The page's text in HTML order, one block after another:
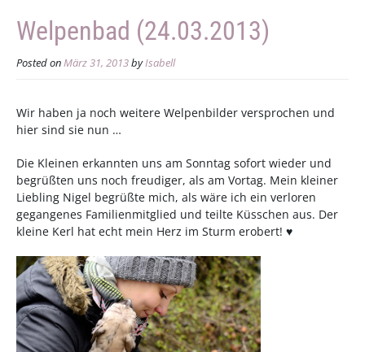
Welpenbad (24.03.2013)
Posted onMärz 31, 2013byIsabell
Wir haben ja noch weitere Welpenbilder versprochen und
hier sind sie nun …
Die Kleinen erkannten uns am Sonntag sofort wieder und
begrüßten uns noch freudiger, als am Vortag. Mein kleiner
Liebling Nigel begrüßte mich, als wäre ich ein verloren
gegangenes Familienmitglied und teilte Küsschen aus. Der
kleine Kerl hat echt mein Herz im Sturm erobert! ♥